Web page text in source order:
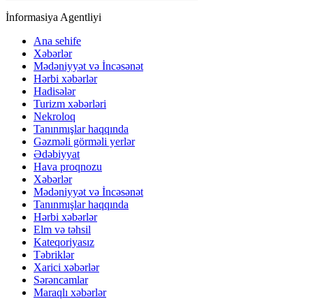
İnformasiya Agentliyi
Ana sehife
Xəbərlər
Mədəniyyət və İncəsənət
Hərbi xəbərlər
Hadisələr
Turizm xəbərləri
Nekroloq
Tanınmışlar haqqında
Gəzməli görməli yerlər
Ədəbiyyat
Hava proqnozu
Xəbərlər
Mədəniyyət və İncəsənət
Tanınmışlar haqqında
Hərbi xəbərlər
Elm və təhsil
Kateqoriyasız
Təbriklər
Xarici xəbərlər
Sərəncamlar
Maraqlı xəbərlər